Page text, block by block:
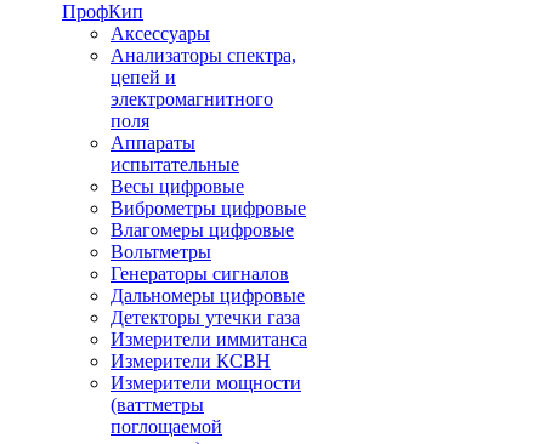
ПрофКип
Аксессуары
Анализаторы спектра,
цепей и
электромагнитного
поля
Аппараты
испытательные
Весы цифровые
Виброметры цифровые
Влагомеры цифровые
Вольтметры
Генераторы сигналов
Дальномеры цифровые
Детекторы утечки газа
Измерители иммитанса
Измерители КСВН
Измерители мощности
(ваттметры
поглощаемой